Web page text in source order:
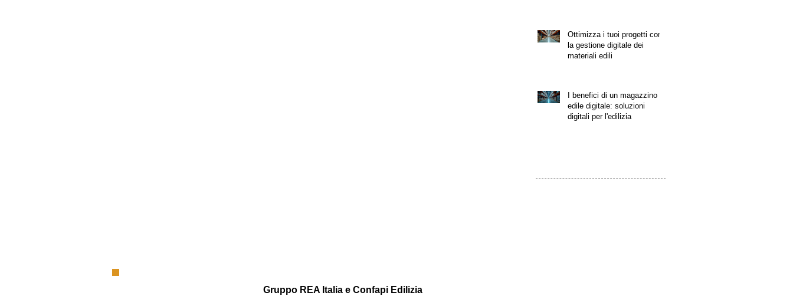
Ottimizza i tuoi progetti con
la gestione digitale dei
materiali edili
I benefici di un magazzino
edile digitale: soluzioni
digitali per l'edilizia
Gruppo REA Italia e Confapi Edilizia